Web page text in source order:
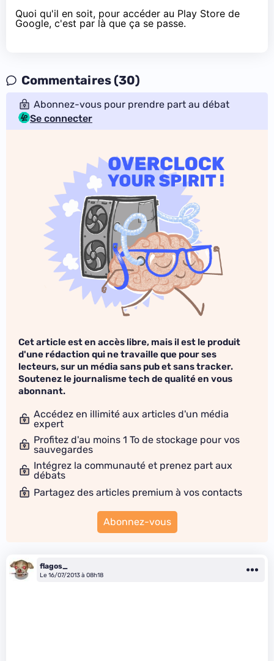
Quoi qu'il en soit, pour accéder au Play Store de
Google, c'est par là que ça se passe.
Commentaires (30)
Abonnez-vous pour prendre part au débat
Se connecter
Cet article est en accès libre, mais il est le produit
d'une rédaction qui ne travaille que pour ses
lecteurs, sur un média sans pub et sans tracker.
Soutenez le journalisme tech de qualité en vous
abonnant.
Accédez en illimité aux articles d'un média
expert
Profitez d'au moins 1 To de stockage pour vos
sauvegardes
Intégrez la communauté et prenez part aux
débats
Partagez des articles premium à vos contacts
Abonnez-vous
flagos_
Le 16/07/2013 à 08h18